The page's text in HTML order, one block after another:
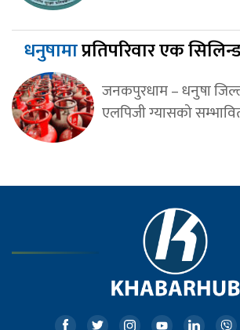
धनुषामाप्रतिपरिवार एक
जनकपुरधाम – धनुषा
एलपिजी ग्यासको